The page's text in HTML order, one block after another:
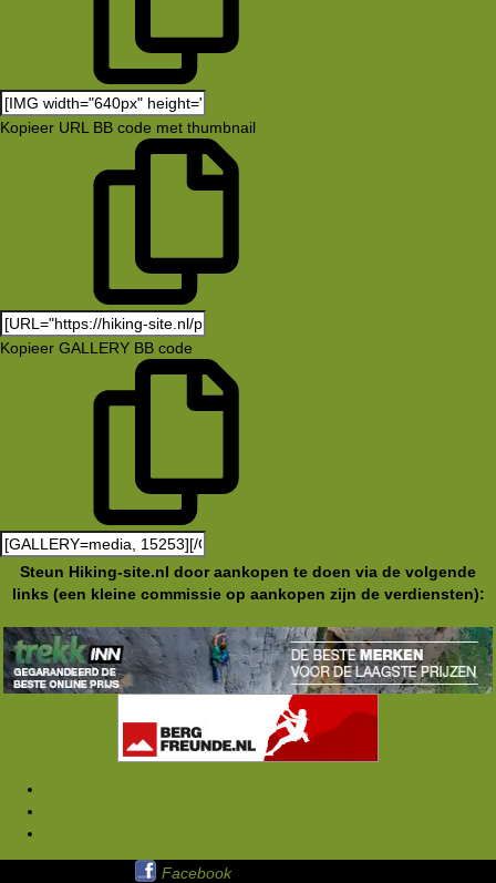
Kopieer URL BB code met thumbnail
Kopieer GALLERY BB code
Steun Hiking-site.nl door aankopen te doen via de volgende
links (een kleine commissie op aankopen zijn de verdiensten):
Facebook